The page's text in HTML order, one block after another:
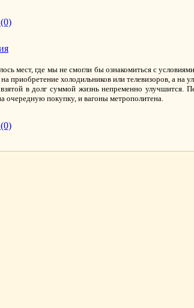
мест, где мы не смогли бы ознакомиться с
приобретение холодильников или телевизоров, а на
в долг суммой жизнь непременно улучшится.
очередную покупку, и вагоны метрополитена.